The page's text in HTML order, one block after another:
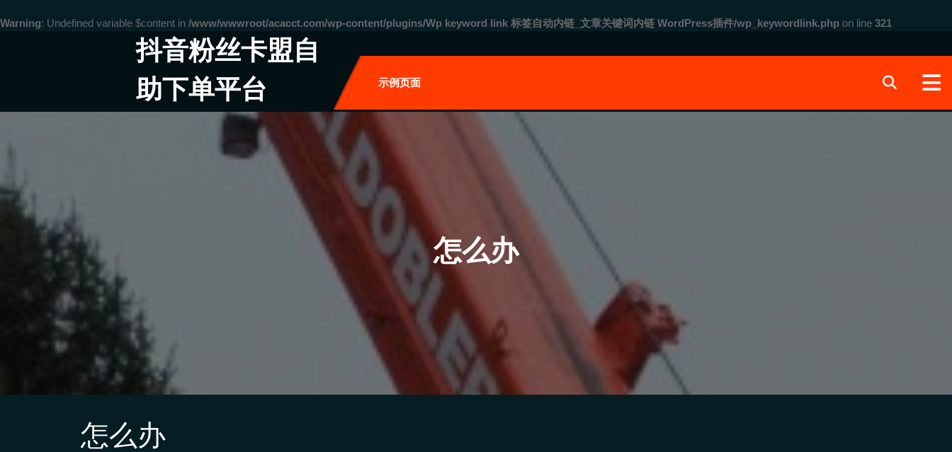
Warning: Undefined variable $content in /www/wwwroot/acacct.com/wp-content/plugins/Wp keyword link 标签自动内链_文章关键词内链 WordPress插件/wp_keywordlink.php on line 321
抖音粉丝卡盟自
助下单平台
示例页面
怎么办
怎么办